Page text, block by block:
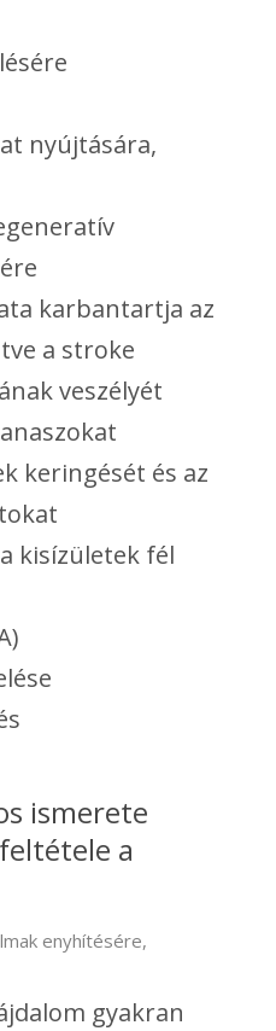
nyújtására,
karbantartja az
a stroke
veszélyét
keringését és az
kisízületek fél
ismerete
a
enyhítésére,
gyakran